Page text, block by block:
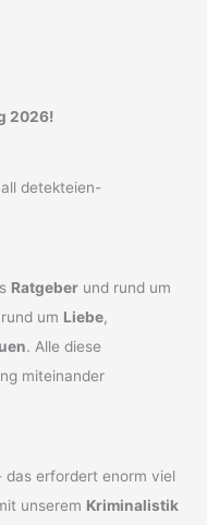
2026!
Ratgeber und rund um
rund um Liebe,
. Alle diese
miteinander
das erfordert enorm viel
unserem Kriminalistik